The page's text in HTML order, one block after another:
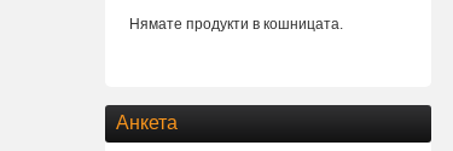
Нямате продукти в кошницата.
Анкета